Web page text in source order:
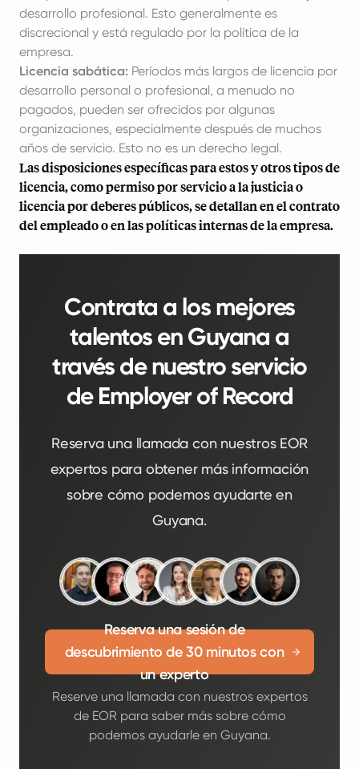
desarrollo profesional. Esto generalmente es
discrecional y está regulado por la política de la
empresa.
Licencia sabática: Períodos más largos de licencia por
desarrollo personal o profesional, a menudo no
pagados, pueden ser ofrecidos por algunas
organizaciones, especialmente después de muchos
años de servicio. Esto no es un derecho legal.
Las disposiciones específicas para estos y otros tipos de
licencia, como permiso por servicio a la justicia o
licencia por deberes públicos, se detallan en el contrato
del empleado o en las políticas internas de la empresa.
Contrata a los mejores
talentos en Guyana a
través de nuestro servicio
de Employer of Record
Reserva una llamada con nuestros EOR
expertos para obtener más información
sobre cómo podemos ayudarte en
Guyana.
Reserva una sesión de
descubrimiento de 30 minutos con
un experto
Reserve una llamada con nuestros expertos
de EOR para saber más sobre cómo
podemos ayudarle en Guyana.